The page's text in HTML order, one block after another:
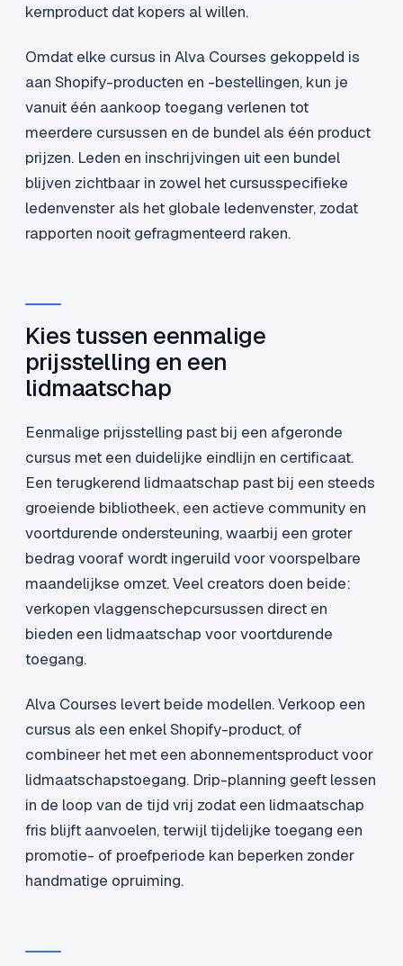
kernproduct dat kopers al willen.
Omdat elke cursus in Alva Courses gekoppeld is
aan Shopify-producten en -bestellingen, kun je
vanuit één aankoop toegang verlenen tot
meerdere cursussen en de bundel als één product
prijzen. Leden en inschrijvingen uit een bundel
blijven zichtbaar in zowel het cursusspecifieke
ledenvenster als het globale ledenvenster, zodat
rapporten nooit gefragmenteerd raken.
Kies tussen eenmalige
prijsstelling en een
lidmaatschap
Eenmalige prijsstelling past bij een afgeronde
cursus met een duidelijke eindlijn en certificaat.
Een terugkerend lidmaatschap past bij een steeds
groeiende bibliotheek, een actieve community en
voortdurende ondersteuning, waarbij een groter
bedrag vooraf wordt ingeruild voor voorspelbare
maandelijkse omzet. Veel creators doen beide:
verkopen vlaggenschepcursussen direct en
bieden een lidmaatschap voor voortdurende
toegang.
Alva Courses levert beide modellen. Verkoop een
cursus als een enkel Shopify-product, of
combineer het met een abonnementsproduct voor
lidmaatschapstoegang. Drip-planning geeft lessen
in de loop van de tijd vrij zodat een lidmaatschap
fris blijft aanvoelen, terwijl tijdelijke toegang een
promotie- of proefperiode kan beperken zonder
handmatige opruiming.